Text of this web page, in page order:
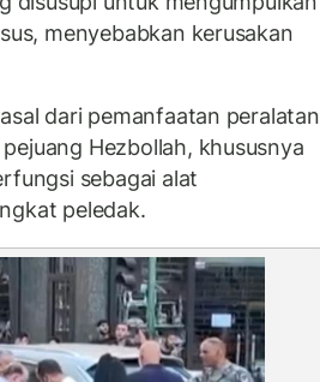
menyebabkan kerusakan
dari pemanfaatan peralatan
Hezbollah, khususnya
sebagai alat
peledak.